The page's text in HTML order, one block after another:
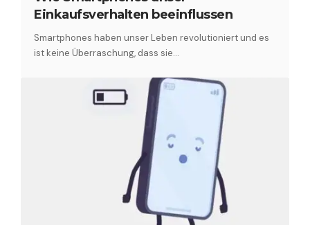
Einkaufsverhalten beeinflussen
Smartphones haben unser Leben revolutioniert und es
ist keine Überraschung, dass sie…